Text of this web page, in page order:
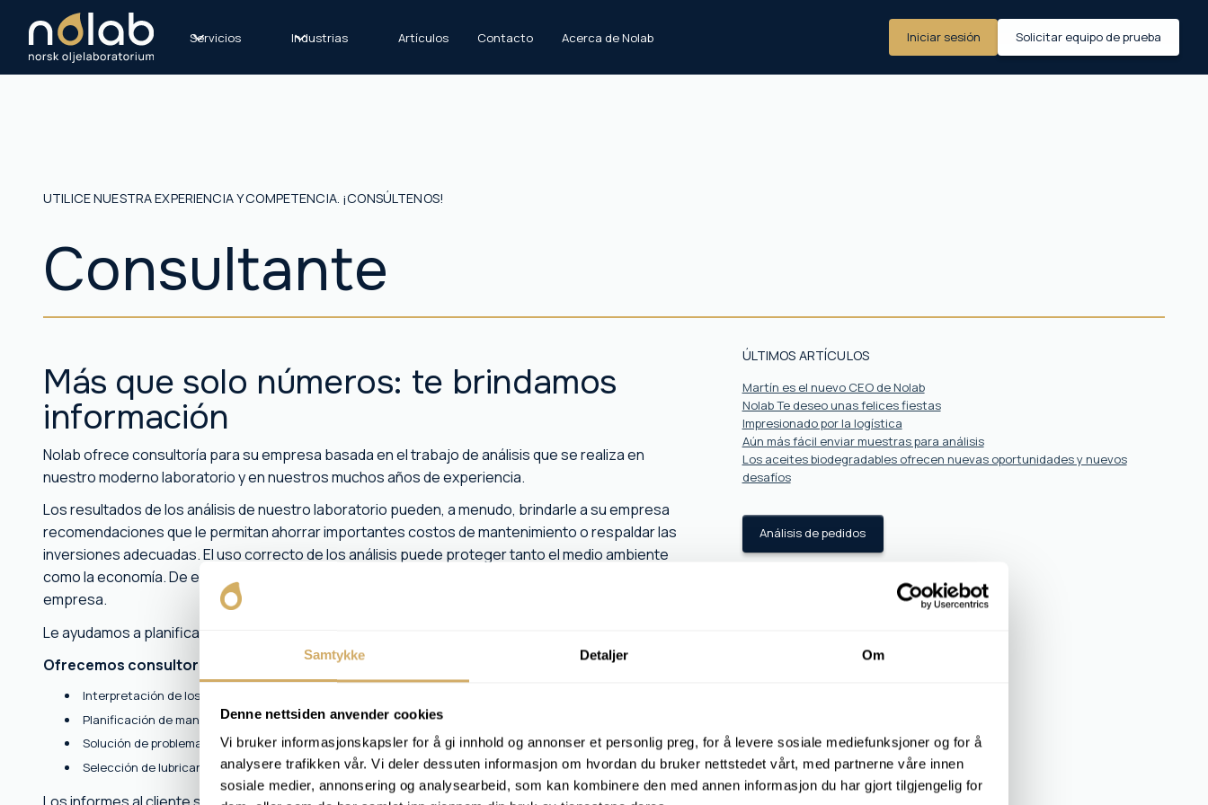
Samtykke Detaljer Om
Denne nettsiden anvender cookies
Vi bruker informasjonskapsler for å gi innhold og annonser et personlig preg, for å levere sosiale mediefunksjoner og for å
analysere trafikken vår. Vi deler dessuten informasjon om hvordan du bruker nettstedet vårt, med partnerne våre innen
sosiale medier, annonsering og analysearbeid, som kan kombinere den med annen informasjon du har gjort tilgjengelig for
Servicios Industrias Artículos Contacto Acerca de Nolab Iniciar sesión Solicitar equipo de prueba
UTILICE NUESTRA EXPERIENCIA Y COMPETENCIA. ¡CONSÚLTENOS!
Consultante
Más que solo números: te brindamos
información
Nolab ofrece consultoría para su empresa basada en el trabajo de análisis que se realiza en
nuestro moderno laboratorio y en nuestros muchos años de experiencia.
Los resultados de los análisis de nuestro laboratorio pueden, a menudo, brindarle a su empresa
recomendaciones que le permitan ahorrar importantes costos de mantenimiento o respaldar las
inversiones adecuadas. El uso correcto de los análisis puede proteger tanto el medio ambiente
como la economía. De esta manera, juntos podemos contribuir al desarrollo sostenible de su
empresa.
Le ayudamos a planificar medidas, evaluar riesgos y optimizar el mantenimiento y las operaciones.
Ofrecemos consultoría en:
Interpretación de los resultados del análisis
Planificación de mantenimiento basada en datos
Solución de problemas y análisis de causa raíz
Selección de lubricantes o refrigerantes
ÚLTIMOS ARTÍCULOS
Martín es el nuevo CEO de Nolab
Nolab Te deseo unas felices fiestas
Impresionado por la logística
Aún más fácil enviar muestras para análisis
Los aceites biodegradables ofrecen nuevas oportunidades y nuevos
desafíos
Análisis de pedidos